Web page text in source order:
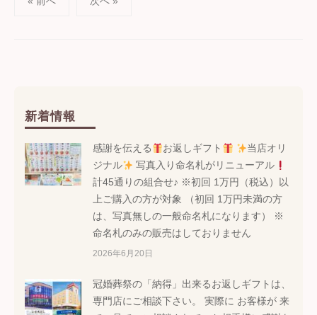
ー
ジ
送
新着情報
感謝を伝える お返しギフト
当店オリ
ジナル
写真入り命名札がリニューアル
計45通りの組合せ♪ ※初回 1万円（税込）以
上ご購入の方が対象 （初回 1万円未満の方
は、写真無しの一般命名札になります） ※
命名札のみの販売はしておりません
2026年6月20日
冠婚葬祭の「納得」出来るお返しギフトは、
専門店にご相談下さい。 実際に お客様が 来